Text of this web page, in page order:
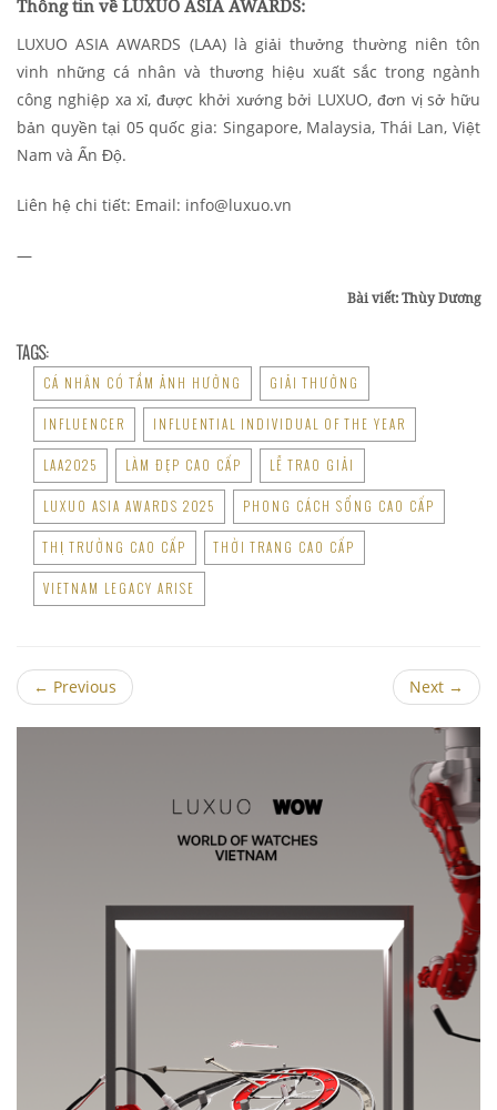
Thông tin về LUXUO ASIA AWARDS:
LUXUO ASIA AWARDS (LAA) là giải thưởng thường niên tôn
vinh những cá nhân và thương hiệu xuất sắc trong ngành
công nghiệp xa xỉ, được khởi xướng bởi LUXUO, đơn vị sở hữu
bản quyền tại 05 quốc gia: Singapore, Malaysia, Thái Lan, Việt
Nam và Ấn Độ.
Liên hệ chi tiết: Email: info@luxuo.vn
—
Bài viết: Thùy Dương
TAGS:
CÁ NHÂN CÓ TẦM ẢNH HƯỞNG GIẢI THƯỞNG
INFLUENCER INFLUENTIAL INDIVIDUAL OF THE YEAR
LAA2025 LÀM ĐẸP CAO CẤP LỄ TRAO GIẢI
LUXUO ASIA AWARDS 2025 PHONG CÁCH SỐNG CAO CẤP
THỊ TRƯỜNG CAO CẤP THỜI TRANG CAO CẤP
VIETNAM LEGACY ARISE
← Previous Next →